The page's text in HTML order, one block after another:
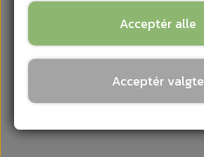
Acceptér alle
Acceptér valgte